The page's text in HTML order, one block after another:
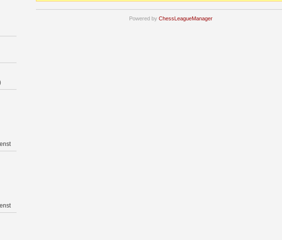
Powered by ChessLeagueManager